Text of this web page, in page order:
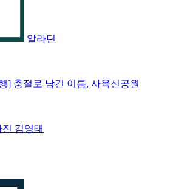
알라딘
] 충절로 남긴 이름, 사육신공원
김영태